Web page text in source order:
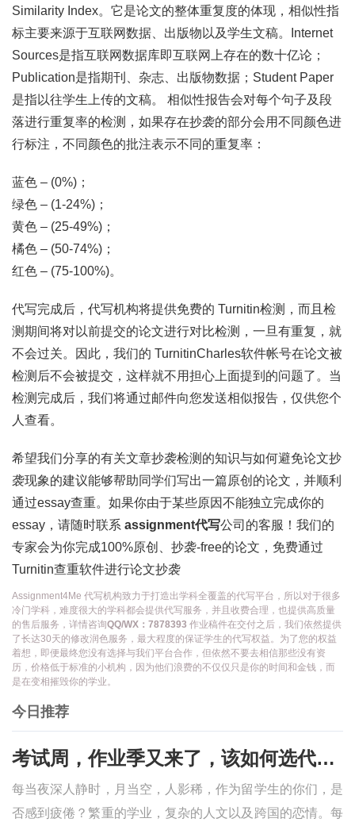
Similarity Index。它是论文的整体重复度的体现，相似性指
标主要来源于互联网数据、出版物以及学生文稿。Internet
Sources是指互联网数据库即互联网上存在的数十亿论；
Publication是指期刊、杂志、出版物数据；Student Paper
是指以往学生上传的文稿。 相似性报告会对每个句子及段
落进行重复率的检测，如果存在抄袭的部分会用不同颜色进
行标注，不同颜色的批注表示不同的重复率：
蓝色 – (0%)；
绿色 – (1-24%)；
黄色 – (25-49%)；
橘色 – (50-74%)；
红色 – (75-100%)。
代写完成后，代写机构将提供免费的 Turnitin检测，而且检
测期间将对以前提交的论文进行对比检测，一旦有重复，就
不会过关。因此，我们的 TurnitinCharles软件帐号在论文被
检测后不会被提交，这样就不用担心上面提到的问题了。当
检测完成后，我们将通过邮件向您发送相似报告，仅供您个
人查看。
希望我们分享的有关文章抄袭检测的知识与如何避免论文抄
袭现象的建议能够帮助同学们写出一篇原创的论文，并顺利
通过essay查重。如果你由于某些原因不能独立完成你的
essay，请随时联系 assignment代写公司的客服！我们的
专家会为你完成100%原创、抄袭-free的论文，免费通过
Turnitin查重软件进行论文抄袭
Assignment4Me 代写机构致力于打造出学科全覆盖的代写平台，所以对于很多
冷门学科，难度很大的学科都会提供代写服务，并且收费合理，也提供高质量
的售后服务，详情咨询QQ/WX：7878393 作业稿件在交付之后，我们依然提供
了长达30天的修改润色服务，最大程度的保证学生的代写权益。为了您的权益
着想，即便最终您没有选择与我们平台合作，但依然不要去相信那些没有资
历，价格低于标准的小机构，因为他们浪费的不仅仅只是你的时间和金钱，而
是在变相摧毁你的学业。
今日推荐
考试周，作业季又来了，该如何选代写？便宜的代写、代考会有哪些问题？
每当夜深人静时，月当空，人影稀，作为留学生的你们，是
否感到疲倦？繁重的学业，复杂的人文以及跨国的恋情。每